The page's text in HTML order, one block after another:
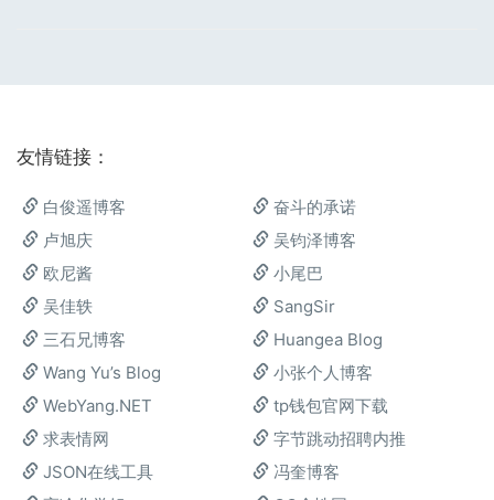
友情链接：
白俊遥博客
奋斗的承诺
卢旭庆
吴钧泽博客
欧尼酱
小尾巴
吴佳轶
SangSir
三石兄博客
Huangea Blog
Wang Yu’s Blog
小张个人博客
WebYang.NET
tp钱包官网下载
求表情网
字节跳动招聘内推
JSON在线工具
冯奎博客